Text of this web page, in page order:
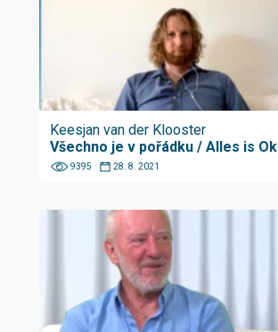
Keesjan van der Klooster
Všechno je v pořádku / Alles is
9395 28. 8. 2021